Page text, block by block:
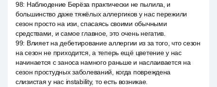
98: Наблюдение Берёза практически не пылила, и
большинство даже тяжёлых аллергиков у нас пережили
сезон просто на изи, спасаясь своими обычными
средствами, и самое главное, это очень негатив.
99: Влияет на дебетирование аллергии из за того, что сезон
на сезон не приходится, а теперь ещё цветение у нас
начинается с заноса намного раньше и наслаивается на
сезон простудных заболеваний, когда повреждена
слизистая у нас instability, то есть возникае.